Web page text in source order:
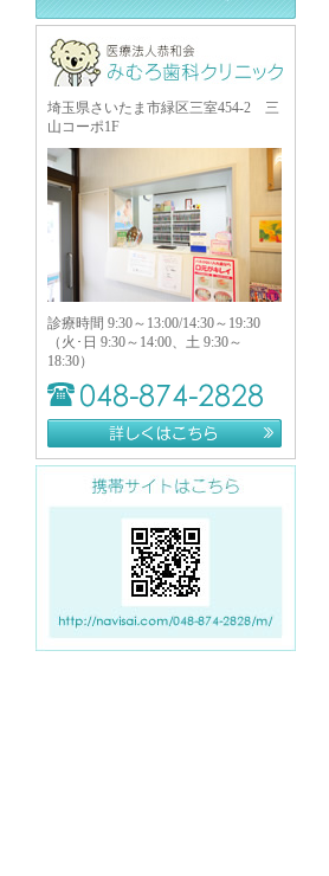
埼玉県さいたま市緑区三室454-2 三
山コーポ1F
診療時間 9:30～13:00/14:30～19:30
（火･日 9:30～14:00、土 9:30～
18:30）